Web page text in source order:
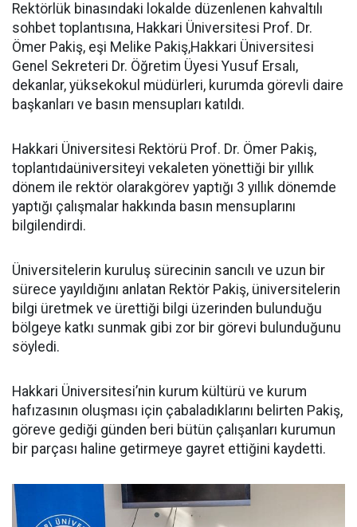
Rektörlük binasındaki lokalde düzenlenen kahvaltılı
sohbet toplantısına, Hakkari Üniversitesi Prof. Dr.
Ömer Pakiş, eşi Melike Pakiş,Hakkari Üniversitesi
Genel Sekreteri Dr. Öğretim Üyesi Yusuf Ersalı,
dekanlar, yüksekokul müdürleri, kurumda görevli daire
başkanları ve basın mensupları katıldı.
Hakkari Üniversitesi Rektörü Prof. Dr. Ömer Pakiş,
toplantıdaüniversiteyi vekaleten yönettiği bir yıllık
dönem ile rektör olarakgörev yaptığı 3 yıllık dönemde
yaptığı çalışmalar hakkında basın mensuplarını
bilgilendirdi.
Üniversitelerin kuruluş sürecinin sancılı ve uzun bir
sürece yayıldığını anlatan Rektör Pakiş, üniversitelerin
bilgi üretmek ve ürettiği bilgi üzerinden bulunduğu
bölgeye katkı sunmak gibi zor bir görevi bulunduğunu
söyledi.
Hakkari Üniversitesi’nin kurum kültürü ve kurum
hafızasının oluşması için çabaladıklarını belirten Pakiş,
göreve gediği günden beri bütün çalışanları kurumun
bir parçası haline getirmeye gayret ettiğini kaydetti.